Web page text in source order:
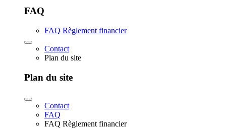
FAQ
FAQ Règlement financier
Contact
Plan du site
Plan du site
Contact
FAQ
FAQ Règlement financier